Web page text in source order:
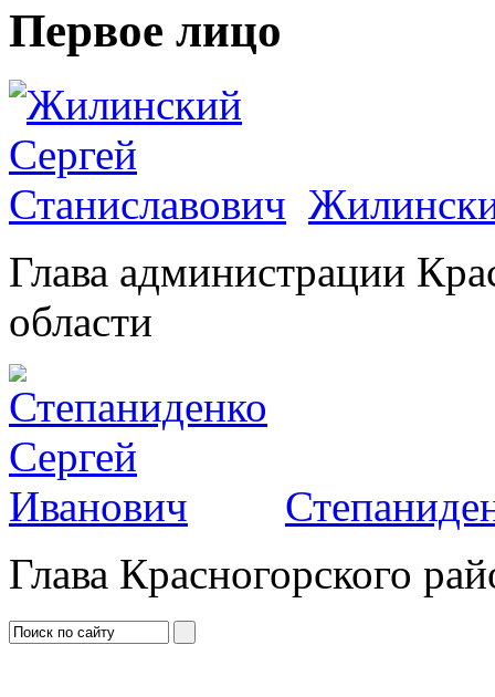
Первое лицо
Глава администрации
области
Глава Красногорского